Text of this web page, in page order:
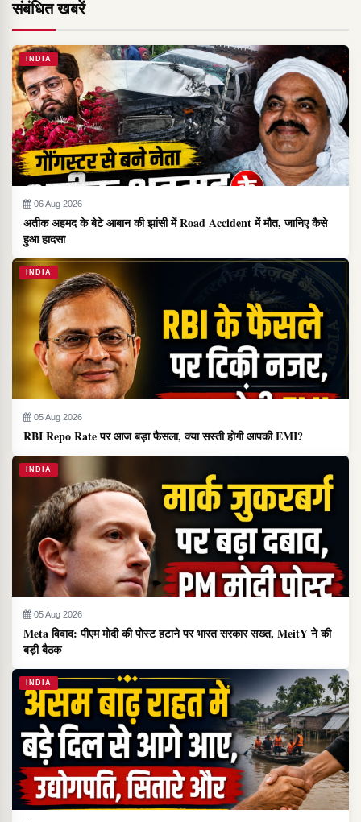
संबंधित खबरें
INDIA
06 Aug 2026
अतीक अहमद के बेटे आबान की झांसी में Road Accident में मौत, जानिए कैसे
हुआ हादसा
INDIA
05 Aug 2026
RBI Repo Rate पर आज बड़ा फैसला, क्या सस्ती होगी आपकी EMI?
INDIA
05 Aug 2026
Meta विवाद: पीएम मोदी की पोस्ट हटाने पर भारत सरकार सख्त, MeitY ने की
बड़ी बैठक
INDIA